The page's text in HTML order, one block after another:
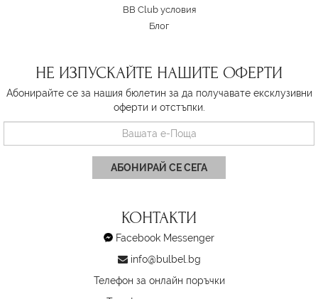
BB Club условия
Блог
НЕ ИЗПУСКАЙТЕ НАШИТЕ ОФЕРТИ
Абонирайте се за нашия бюлетин за да получавате ексклузивни
оферти и отстъпки.
АБОНИРАЙ СЕ СЕГА
КОНТАКТИ
Facebook Messenger
info@bulbel.bg
Телефон за онлайн поръчки